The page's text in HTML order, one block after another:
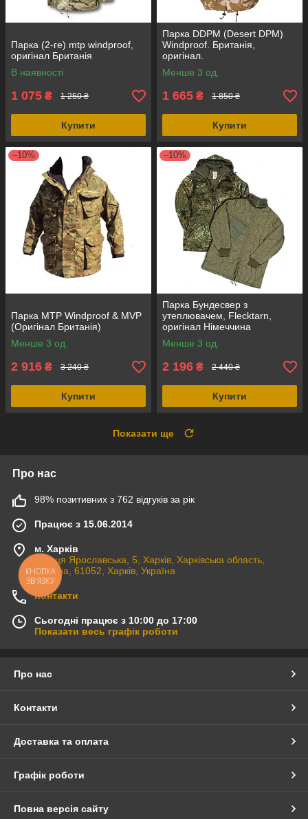
Парка (2-ге) mtp windproof,
оригінал Британія
В наявності
1 075 ₴ 1 250 ₴
Купити
Парка DDPM (Desert DPM)
Windproof. Британія,
оригінал.
Менше 3 од.
1 665 ₴ 1 850 ₴
Купити
–10%
Парка MTP Windproof & MVP
(Оригінал Британія)
Менше 3 од.
2 916 ₴ 3 240 ₴
Купити
–10%
Парка Бундесвер з
утеплювачем, Flecktarn,
оригінал Німеччина
Менше 3 од.
2 196 ₴ 2 440 ₴
Купити
Показати ще
Про нас
98% позитивних з 762 відгуків за рік
Працює з 15.06.2014
м. Харків
вулиця Ярославська, 5, Харків, Харківська область,
Україна, 61052, Харків, Україна
Контакти
Сьогодні працює з 10:00 до 17:00
Показати весь графік роботи
Про нас
Контакти
Доставка та оплата
Графік роботи
Повна версія сайту
КНОПКА
ЗВ'ЯЗКУ